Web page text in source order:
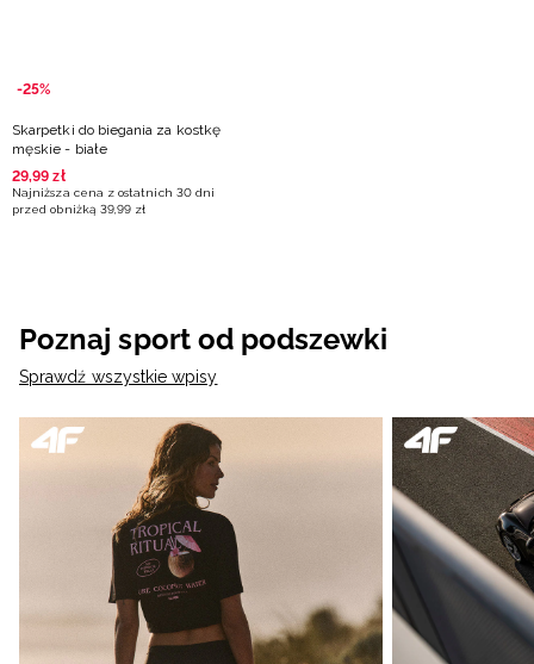
-25%
Skarpetki do biegania za kostkę
męskie - białe
29,99 zł
Najniższa cena z ostatnich 30 dni
przed obniżką 39,99 zł
Poznaj sport od podszewki
Sprawdź wszystkie wpisy